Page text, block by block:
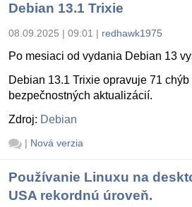
Debian 13.1 Trixie
08.09.2025 | 09:01 | redhawk1975
Po mesiaci od vydania Debian 13
Debian 13.1 Trixie opravuje 71
bezpečnostných aktualizácií.
Zdroj: Debian
| Nová verzia
Používanie Linuxu na
USA rekordnú úroveň.